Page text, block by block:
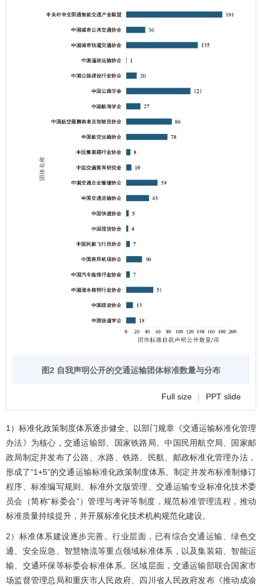
图2 自我声明公开的交通运输团体标准数量与分布
Full size | PPT slide
1）标准化政策制度体系逐步健全。以部门规章《交通运输标准化管理
办法》为核心，交通运输部、国家铁路局、中国民用航空局、国家邮
政局制定并发布了公路、水路、铁路、民航、邮政标准化管理办法，
形成了“1+5”的交通运输标准化政策制度体系。制定并发布标准制修订
程序、标准编写规则、标准外文版管理、交通运输专业标准化技术委
员会（简称“标委会”）管理与考评等制度，规范标准管理流程，推动
标准质量持续提升，并开展标准化技术机构规范化建设。
2）标准体系建设逐步完善。行业层面，已有综合交通运输、绿色交
通、安全应急、智慧物流等重点领域标准体系，以及集装箱、智能运
输、交通环保等标委会标准体系。区域层面，交通运输部联合国家市
场监督管理总局和重庆市人民政府、四川省人民政府发布《推动成渝